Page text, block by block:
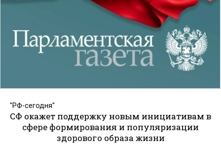
"РФ-сегодня"
СФ окажет поддержку новым инициативам в
сфере формирования и популяризации
здорового образа жизни